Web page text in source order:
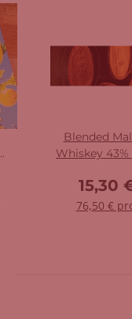
Blended
Whiskey
15,30
76,50 €